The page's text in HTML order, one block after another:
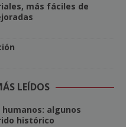
más fáciles de
LEÍDOS
algunos
histórico